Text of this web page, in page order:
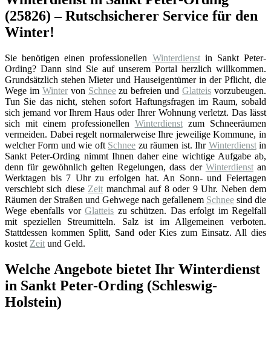
(25826) – Rutschsicherer Service für den
Winter!
Sie benötigen einen professionellen Winterdienstin Sankt Peter-
Ording? Dann sind Sie auf unserem Portal herzlich willkommen.
Grundsätzlich stehen Mieter und Hauseigentümer in der Pflicht, die
Wege im Wintervon Schneezu befreien undGlatteis vorzubeugen.
Tun Sie das nicht, stehen sofort Haftungsfragen im Raum, sobald
sich jemand vor Ihrem Haus oder Ihrer Wohnung verletzt. Das lässt
sich mit einem professionellen Winterdienstzum Schneeräumen
vermeiden. Dabei regelt normalerweise Ihre jeweilige Kommune, in
welcher Form und wie oft Schnee zu räumen ist. Ihr Winterdienstin
Sankt Peter-Ording nimmt Ihnen daher eine wichtige Aufgabe ab,
denn für gewöhnlich gelten Regelungen, dass der Winterdienstan
Werktagen bis 7 Uhr zu erfolgen hat. An Sonn- und Feiertagen
verschiebt sich diese Zeit manchmal auf 8 oder 9 Uhr. Neben dem
Räumen der Straßen und Gehwege nach gefallenem Schnee sind die
Wege ebenfalls vorGlatteis zu schützen. Das erfolgt im Regelfall
mit speziellen Streumitteln. Salz ist im Allgemeinen verboten.
Stattdessen kommen Splitt, Sand oder Kies zum Einsatz. All dies
kostet Zeit und Geld.
Welche Angebote bietet Ihr Winterdienst
in Sankt Peter-Ording (Schleswig-
Holstein)